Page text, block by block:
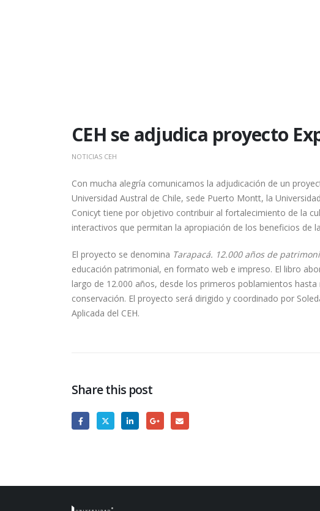
CEH se adjudica proyecto
NOTICIAS CEH
Con mucha alegría comunicamos la adjudicación de un
Universidad Austral de Chile, sede Puerto Montt, la
Conicyt tiene por objetivo contribuir al fortalecimiento de la
interactivos que permitan la apropiación de los beneficios de
El proyecto se denomina Tarapacá. 12.000 años de
educación patrimonial, en formato web e impreso. El libro
largo de 12.000 años, desde los primeros poblamientos
conservación. El proyecto será dirigido y coordinado por
Aplicada del CEH.
Share this post